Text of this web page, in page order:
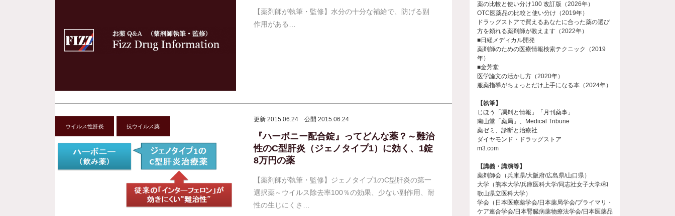
【薬剤師が執筆・監修】水分の十分な補給で、防げる副
作用がある…
ウイルス性肝炎 抗ウイルス薬
更新 2015.06.24 公開 2015.06.24
『ハーボニー配合錠』ってどんな薬？～難治
性のC型肝炎（ジェノタイプ1）に効く、1錠
8万円の薬
【薬剤師が執筆・監修】ジェノタイプ1のC型肝炎の第一
選択薬～ウイルス除去率100％の効果、少ない副作用、耐
性の生じにくさ…
薬の比較と使い分け100 改訂版（2026年）
OTC医薬品の比較と使い分け（2019年）
ドラッグストアで買えるあなたに合った薬の選び
方を頼れる薬剤師が教えます（2022年）
■日経メディカル開発
薬剤師のための医療情報検索テクニック（2019
年）
■金芳堂
医学論文の活かし方（2020年）
服薬指導がちょっとだけ上手になる本（2024年）
【執筆】
じほう「調剤と情報」「月刊薬事」
南山堂「薬局」、Medical Tribune
薬ゼミ、診断と治療社
ダイヤモンド・ドラッグストア
m3.com
【講義・講演等】
薬剤師会（兵庫県/大阪府/広島県/山口県）
大学（熊本大学/兵庫医科大学/同志社女子大学/和
歌山県立医科大学）
学会（日本医療薬学会/日本薬局学会/プライマリ・
ケア連合学会/日本腎臓病薬物療法学会/日本医薬品